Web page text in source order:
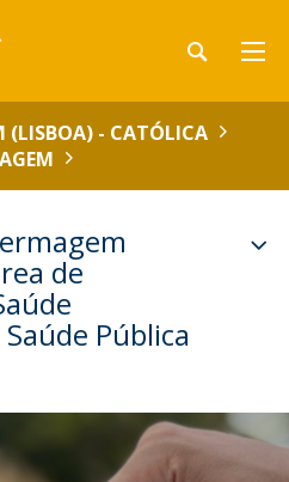
(LISBOA) - CATÓLICA
de
Pública